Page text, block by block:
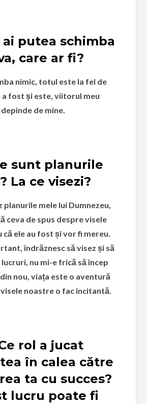
ai putea schimba
care ar fi?
nimic, totul este la fel de
a fost și este, viitorul meu
depinde de mine.
sunt planurile
La ce visezi?
planurile mele lui Dumnezeu,
ceva de spus despre visele
că ele au fost și vor fi mereu.
îndrăznesc să visez și să
lucruri, nu mi-e frică să încep
din nou, viața este o aventură
noastre o fac incitantă.
rol a jucat
în calea către
ta cu succes?
lucru poate fi